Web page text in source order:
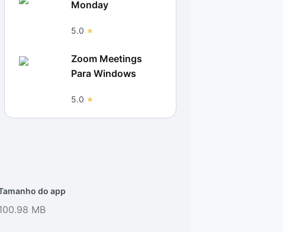
Monday
5.0
Zoom Meetings
Para Windows
5.0
do app
MB